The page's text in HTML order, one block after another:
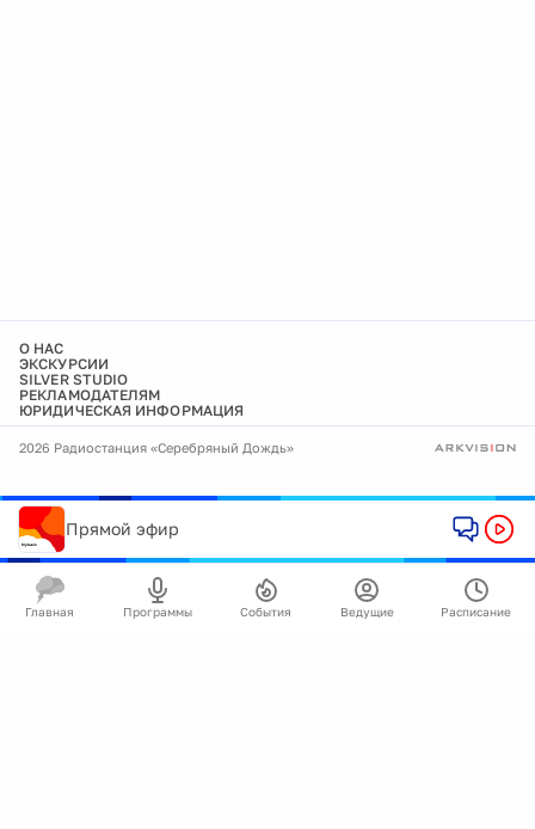
О НАС
ЭКСКУРСИИ
SILVER STUDIO
РЕКЛАМОДАТЕЛЯМ
ЮРИДИЧЕСКАЯ ИНФОРМАЦИЯ
2026 Радиостанция «Серебряный Дождь»
Прямой эфир
Главная Программы События Ведущие Расписание